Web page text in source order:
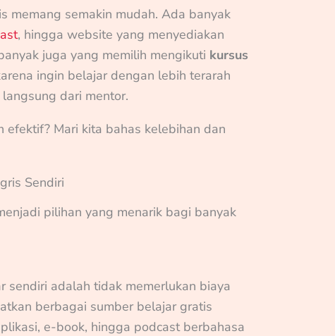
memang semakin mudah. Ada banyak
, hingga website yang menyediakan
juga yang memilih mengikuti kursus
ingin belajar dengan lebih terarah
dari mentor.
efektif? Mari kita bahas kelebihan dan
Sendiri
pilihan yang menarik bagi banyak
sendiri adalah tidak memerlukan biaya
berbagai sumber belajar gratis
e-book, hingga podcast berbahasa